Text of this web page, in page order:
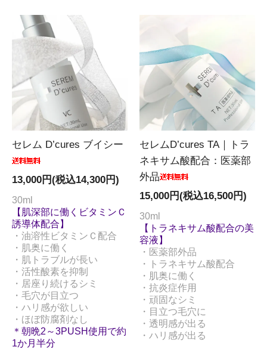
セレム D’cures ブイシー
13,000円(税込14,300円)
30ml
【肌深部に働くビタミンＣ
誘導体配合】
・油溶性ビタミンＣ配合
・肌奥に働く
・肌トラブルが長い
・活性酸素を抑制
・居座り続けるシミ
・毛穴が目立つ
・ハリ感が欲しい
・ほぼ防腐剤なし
＊朝晩2～3PUSH使用で約
1か月半分
セレムD’cures TA｜トラ
ネキサム酸配合：医薬部
外品
15,000円(税込16,500円)
30ml
【トラネキサム酸配合の美
容液】
・医薬部外品
・トラネキサム酸配合
・肌奥に働く
・抗炎症作用
・頑固なシミ
・目立つ毛穴に
・透明感が出る
・ハリ感が出る